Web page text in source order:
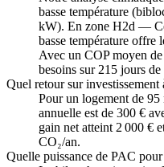
basse température
kW). En zone H2d —
basse température offre
Avec un COP moyen
besoins sur 215 jours
Quel retour sur
Pour un logement de
annuelle est de 300 €
gain net atteint 2 000 €
CO₂/an.
Quelle puissance de PAC